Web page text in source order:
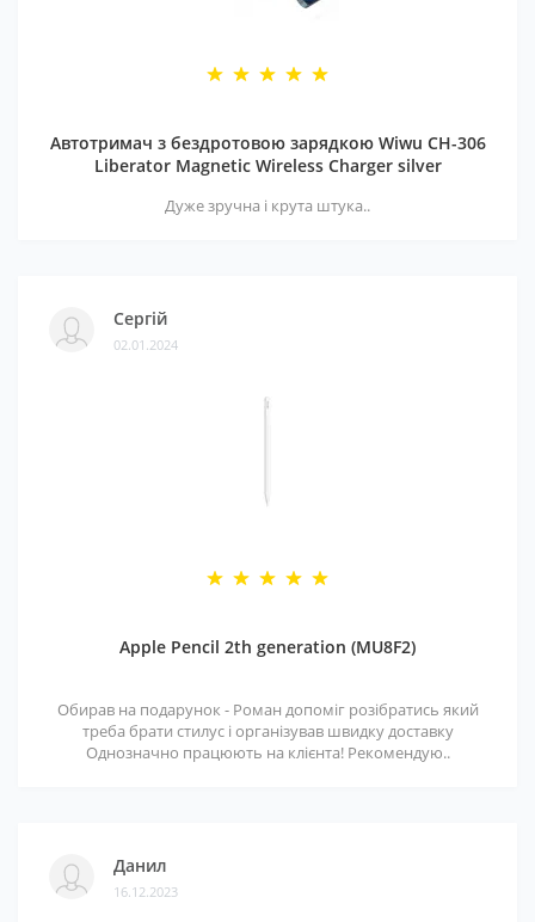
Автотримач з бездротовою зарядкою Wiwu CH-306
Liberator Magnetic Wireless Charger silver
Дуже зручна і крута штука..
Сергій
02.01.2024
Apple Pencil 2th generation (MU8F2)
Обирав на подарунок - Роман допоміг розібратись який
треба брати стилус і організував швидку доставку
Однозначно працюють на клієнта! Рекомендую..
Данил
16.12.2023